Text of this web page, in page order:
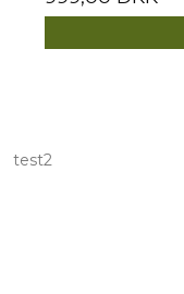
test2